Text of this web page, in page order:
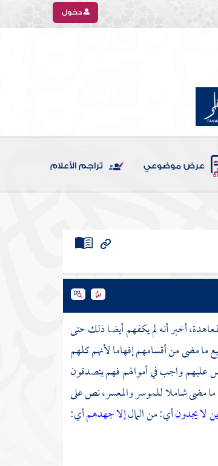
دخول
عرض موضوعي تراجم الأعلام
أخبر أنه لم يكفهم أيضا ذلك حتى
ما مضى من أقسامهم إفهاما لأنهم كلهم
عليهم واجب في أموالهم فهم يتصدقون
ما مضى شاملا للموسر والمعسر، نص على
لا يجدونأي: من المالإلا جهدهمأي: